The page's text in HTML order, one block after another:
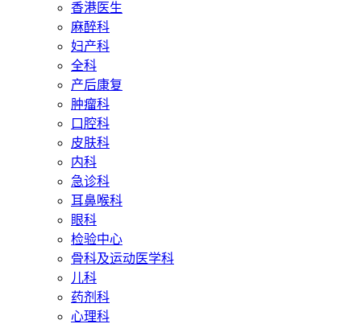
香港医生
麻醉科
妇产科
全科
产后康复
肿瘤科
口腔科
皮肤科
内科
急诊科
耳鼻喉科
眼科
检验中心
骨科及运动医学科
儿科
药剂科
心理科